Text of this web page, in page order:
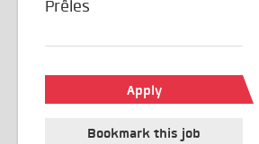
Prêles
Apply
Bookmark this job